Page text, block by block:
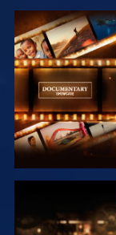
UTFORSKA
SERIEN
UTFORSKA